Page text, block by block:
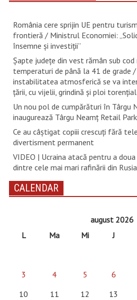
România cere sprijin UE pentru
frontieră / Ministrul Economiei:
însemne și investiții”
Șapte județe din vest rămân sub cod
temperaturi de până la 41 de grade /
instabilitatea atmosferică se va
țării, cu vijelii, grindină și ploi
Un nou pol de cumpărături în Târgu
inaugurează Târgu Neamț Retail Park
Ce au câștigat copiii crescuți fără
divertisment permanent
VIDEO | Ucraina atacă pentru a
dintre cele mai mari rafinării din Rusia
CALENDAR
august 2026
L
Ma Mi J
3
4 5 6
10
11 12 13